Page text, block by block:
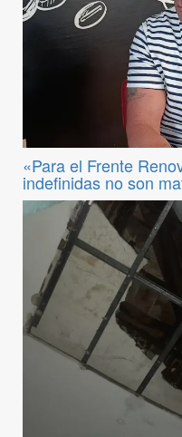
«Para el Frente
indefinidas no son